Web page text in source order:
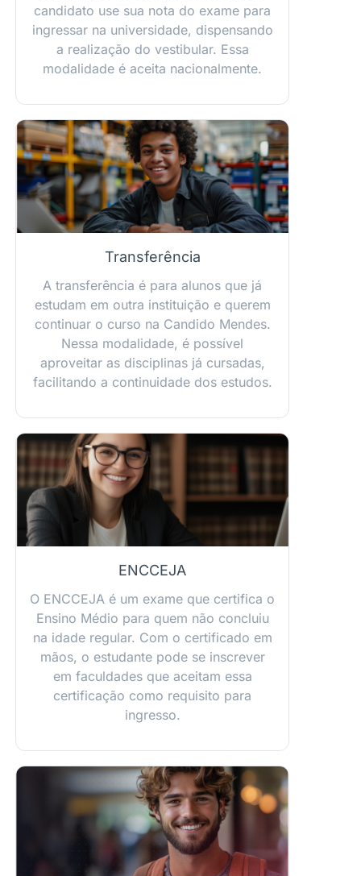
candidato use sua nota do exame para
ingressar na universidade, dispensando
a realização do vestibular. Essa
modalidade é aceita nacionalmente.
Transferência
A transferência é para alunos que já
estudam em outra instituição e querem
continuar o curso na Candido Mendes.
Nessa modalidade, é possível
aproveitar as disciplinas já cursadas,
facilitando a continuidade dos estudos.
ENCCEJA
O ENCCEJA é um exame que certifica o
Ensino Médio para quem não concluiu
na idade regular. Com o certificado em
mãos, o estudante pode se inscrever
em faculdades que aceitam essa
certificação como requisito para
ingresso.